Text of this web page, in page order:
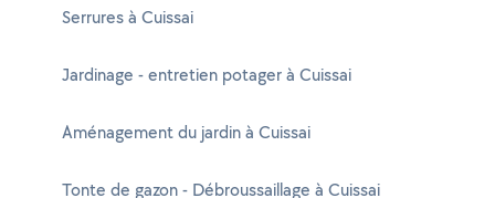
Serrures à Cuissai
Jardinage - entretien potager à Cuissai
Aménagement du jardin à Cuissai
Tonte de gazon - Débroussaillage à Cuissai